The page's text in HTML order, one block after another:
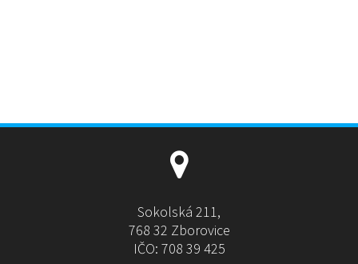
Sokolská 211,
768 32 Zborovice
IČO: 708 39 425